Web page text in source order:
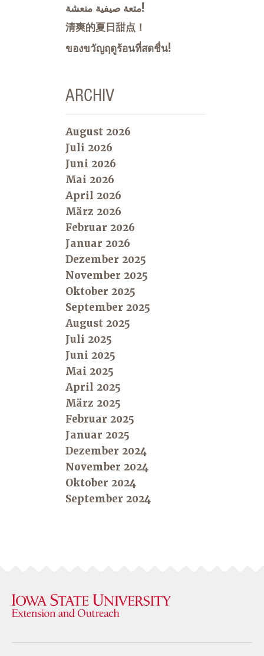
متعة صيفية منعشة!
清爽的夏日甜点！
ของขวัญฤดูร้อนที่สดชื่น!
ARCHIV
August 2026
Juli 2026
Juni 2026
Mai 2026
April 2026
März 2026
Februar 2026
Januar 2026
Dezember 2025
November 2025
Oktober 2025
September 2025
August 2025
Juli 2025
Juni 2025
Mai 2025
April 2025
März 2025
Februar 2025
Januar 2025
Dezember 2024
November 2024
Oktober 2024
September 2024